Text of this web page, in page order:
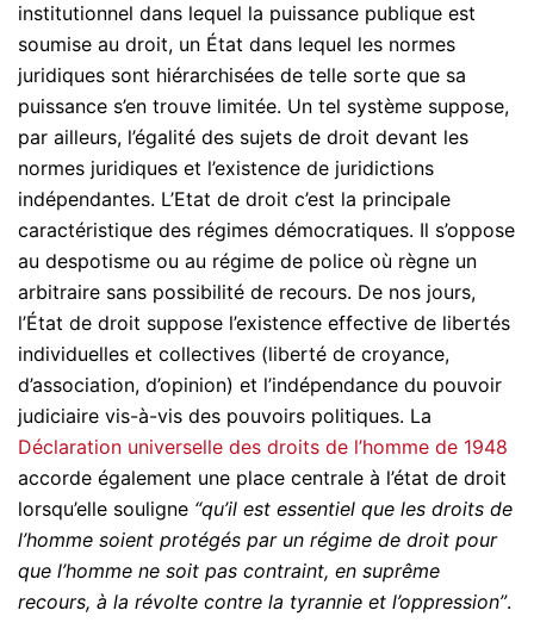
institutionnel dans lequel la puissance publique est
soumise au droit, un État dans lequel les normes
juridiques sont hiérarchisées de telle sorte que sa
puissance s’en trouve limitée. Un tel système suppose,
par ailleurs, l’égalité des sujets de droit devant les
normes juridiques et l’existence de juridictions
indépendantes. L’Etat de droit c’est la principale
caractéristique des régimes démocratiques. Il s’oppose
au despotisme ou au régime de police où règne un
arbitraire sans possibilité de recours. De nos jours,
l’État de droit suppose l’existence effective de libertés
individuelles et collectives (liberté de croyance,
d’association, d’opinion) et l’indépendance du pouvoir
judiciaire vis-à-vis des pouvoirs politiques. La
Déclaration universelle des droits de l’homme de 1948
accorde également une place centrale à l’état de droit
lorsqu’elle souligne “qu’il est essentiel que les droits de
l’homme soient protégés par un régime de droit pour
que l’homme ne soit pas contraint, en suprême
recours, à la révolte contre la tyrannie et l’oppression”.